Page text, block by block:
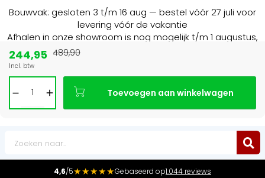
Bouwvak: gesloten 3 t/m 16 aug — bestel vóór 27 juli voor
levering vóór de vakantie
Afhalen in onze showroom is nog mogelijk t/m 1 augustus,
4,6/5★★★★★Gebaseerd op1.044 reviews
244,95
Incl. btw
489,90
Toevoegen aan winkelwagen